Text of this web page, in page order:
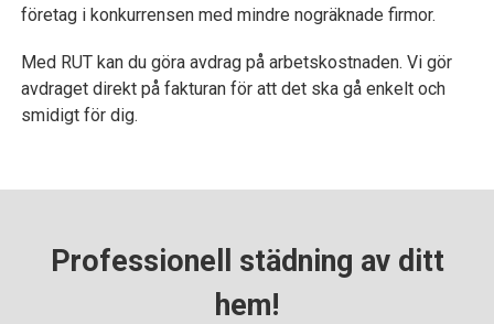
företag i konkurrensen med mindre nogräknade firmor.
Med RUT kan du göra avdrag på arbetskostnaden. Vi gör
avdraget direkt på fakturan för att det ska gå enkelt och
smidigt för dig.
Professionell städning av ditt
hem!